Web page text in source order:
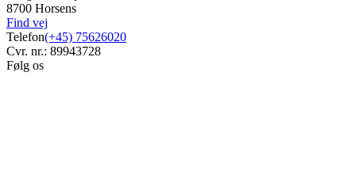
8700 Horsens
Find vej
Telefon(+45) 75626020
Cvr. nr.: 89943728
Følg os